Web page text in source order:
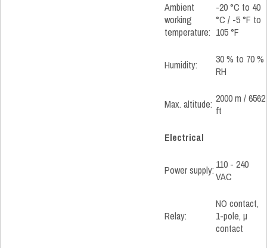
Ambient
working
temperature:
-20 °C to 40
°C / -5 °F to
105 °F
Humidity:
30 % to 70 %
RH
Max. altitude: 2000 m / 6562
ft
Electrical
Power supply: 110 - 240
VAC
Relay:
NO contact,
1-pole, µ
contact